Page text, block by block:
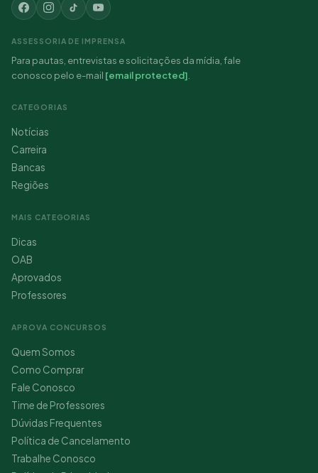
ASSESSORIA DE IMPRENSA
Para pautas, entrevistas e solicitações da mídia, fale
conosco pelo e-mail [email protected]
CATEGORIAS
Notícias
Carreira
Bancas
Regiões
MAIS CATEGORIAS
Dicas
OAB
Aprovados
Professores
APROVA CONCURSOS
Quem Somos
Como Comprar
Fale Conosco
Time de Professores
Dúvidas Frequentes
Política de Cancelamento
Trabalhe Conosco